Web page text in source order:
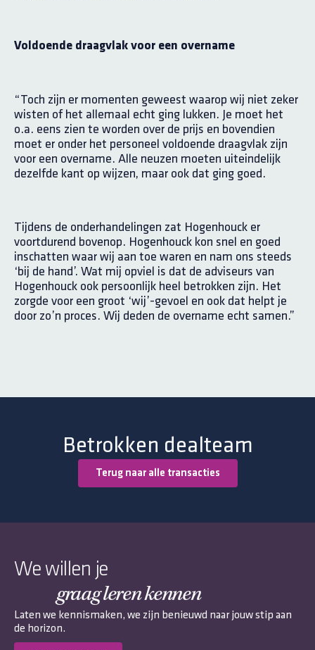
Voldoende draagvlak voor een overname
“Toch zijn er momenten geweest waarop wij niet zeker
wisten of het allemaal echt ging lukken. Je moet het
o.a. eens zien te worden over de prijs en bovendien
moet er onder het personeel voldoende draagvlak zijn
voor een overname. Alle neuzen moeten uiteindelijk
dezelfde kant op wijzen, maar ook dat ging goed.
Tijdens de onderhandelingen zat Hogenhouck er
voortdurend bovenop. Hogenhouck kon snel en goed
inschatten waar wij aan toe waren en nam ons steeds
‘bij de hand’. Wat mij opviel is dat de adviseurs van
Hogenhouck ook persoonlijk heel betrokken zijn. Het
zorgde voor een groot ‘wij’-gevoel en ook dat helpt je
door zo’n proces. Wij deden de overname echt samen.”
Betrokken dealteam
Terug naar alle transacties
We willen je
graag leren kennen
Laten we kennismaken, we zijn benieuwd naar jouw stip aan
de horizon.